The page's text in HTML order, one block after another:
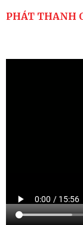
PHÁT THANH